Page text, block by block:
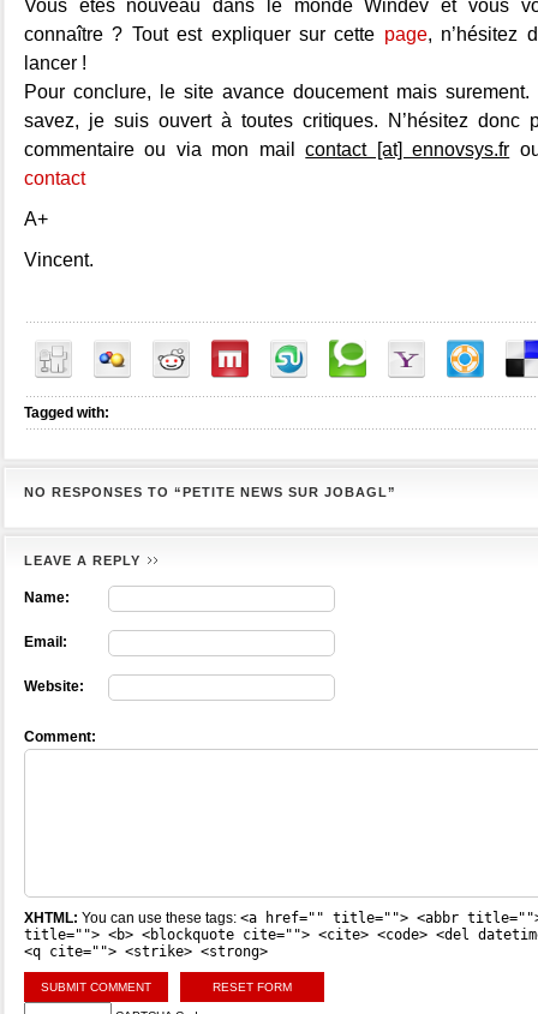
Vous êtes nouveau dans le monde Windev et vous
connaître ? Tout est expliquer sur cette page, n’hésitez
lancer !
Pour conclure, le site avance doucement mais
savez, je suis ouvert à toutes critiques. N’hésitez donc
commentaire ou via mon mailcontact [at] ennovsys.fr
contact
A+
Vincent.
Tagged with:
NO RESPONSES TO “PETITE NEWS SUR JOBAGL”
LEAVE A REPLY
Name:
Email:
Website:
Comment:
XHTML: You can use these tags: <a href="" title=""> <abbr title="">
title=""> <b> <blockquote cite=""> <cite> <code> <del
<q cite=""> <strike> <strong>